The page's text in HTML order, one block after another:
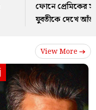
ফোনে প্রেমিকের
যুবতীকে দেখে
View More